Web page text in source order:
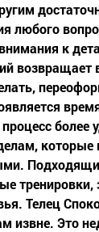
любого
к
возвращает
более
тренировки,
Телец
извне. Это